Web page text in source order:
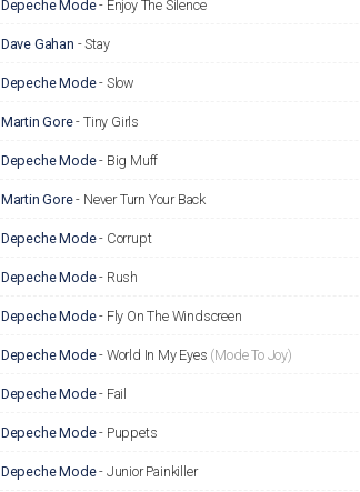
Depeche Mode- Enjoy The Silence
Dave Gahan -Stay
Depeche Mode- Slow
Martin Gore- Tiny Girls
Depeche Mode- Big Muff
Martin Gore- Never Turn Your Back
Depeche Mode- Corrupt
Depeche Mode- Rush
Depeche Mode- Fly On The Windscreen
Depeche Mode- World In My Eyes (Mode To Joy)
Depeche Mode- Fail
Depeche Mode- Puppets
Depeche Mode- Junior Painkiller